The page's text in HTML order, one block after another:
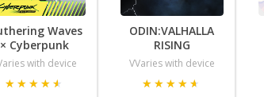
Waves
× Cyberpunk
with device
★★★★★
★★★★★
ODIN:VALHALLA
RISING
VVaries with device
★★★★★
★★★★★